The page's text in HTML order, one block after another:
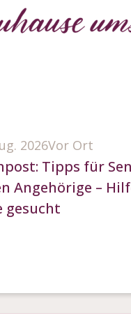
2026Vor Ort
Tipps für
Angehörige –
gesucht